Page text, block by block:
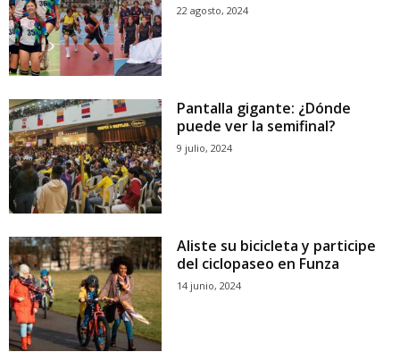
22 agosto, 2024
Pantalla gigante: ¿Dónde
puede ver la semifinal?
9 julio, 2024
Aliste su bicicleta y participe
del ciclopaseo en Funza
14 junio, 2024